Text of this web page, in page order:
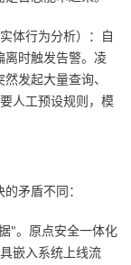
体行为分析）：自
离时触发告警。凌
发起大量查询、
人工预设规则，模
矛盾不同：
"。原点安全一体化
嵌入系统上线流